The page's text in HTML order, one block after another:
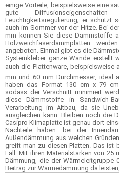
einige Vorteile, beispielsweise eine
gute
Feuchtigkeitsregulierung; er schützt
auch im Sommer vor der Hitze. Bei
mm können Sie diese Dämmstoffe
Holzweichfaserdämmplatten
angeboten. Einmal gibt es die
Systemkleber ganze Wände erstellt
auch die Plattenware, beispielsweise
mm und 60 mm Durchmesser, ideal
haben das Format 130 cm x 79
sodass der Verschnitt minimiert
diese Dämmstoffe in Sandwich-
Verarbeitung im Altbau, da sie
ausgleichen kann. Bleiben noch die
Casipro Klimaplatte ist genau dort
Nachteile haben: bei der
Außendämmung aus welchen
greift man zu diesen Platten. Das ist
Fall. Mit ihren Materialstärken von 25
Dämmung, die der Wärmeleitgruppe
Beitrag zur Wärmedämmung da